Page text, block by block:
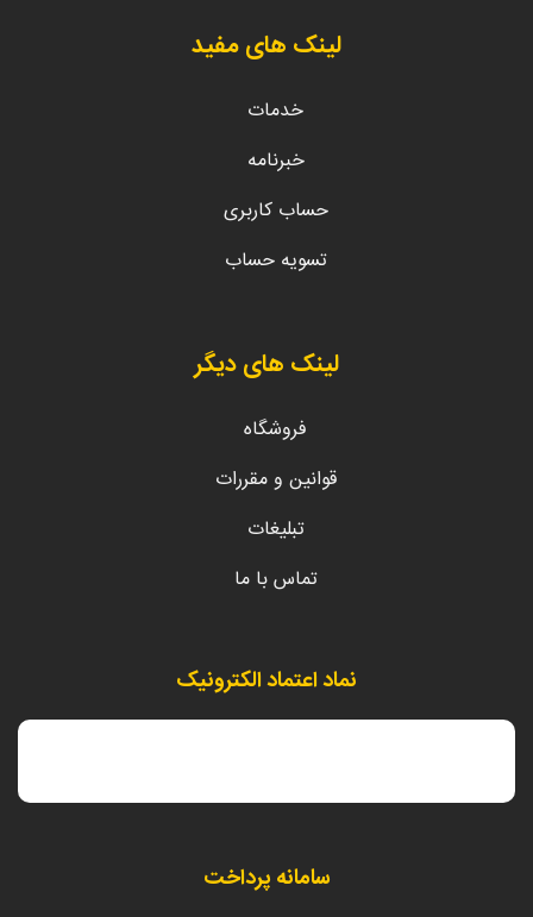
لینک های مفید
خدمات
خبرنامه
حساب کاربری
تسویه حساب
لینک های دیگر
فروشگاه
قوانین و مقررات
تبلیغات
تماس با ما
نماد اعتماد الکترونیک
سامانه پرداخت